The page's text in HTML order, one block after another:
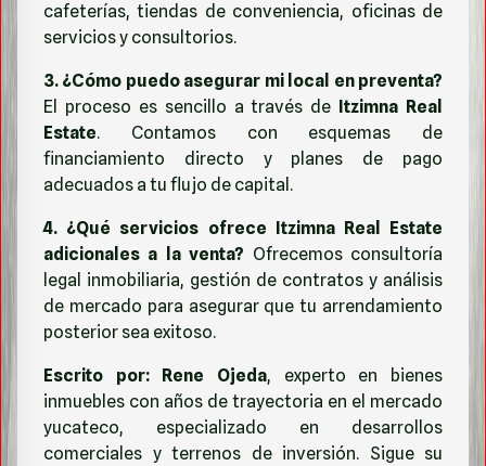
cafeterías, tiendas de conveniencia, oficinas de
servicios y consultorios.
3. ¿Cómo puedo asegurar mi local en preventa?
El proceso es sencillo a través de
Itzimna Real
Estate. Contamos con esquemas de
financiamiento directo y planes de pago
adecuados a tu flujo de capital.
4. ¿Qué servicios ofrece Itzimna Real Estate
adicionales a la venta? Ofrecemos consultoría
legal inmobiliaria, gestión de contratos y análisis
de mercado para asegurar que tu arrendamiento
posterior sea exitoso.
Escrito por: Rene Ojeda, experto en bienes
inmuebles con años de trayectoria en el mercado
yucateco, especializado en desarrollos
comerciales y terrenos de inversión. Sigue su